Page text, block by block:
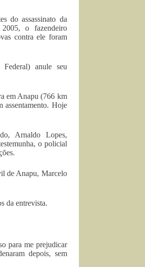
do assassinato da
2005, o fazendeiro
contra ele foram
anule seu
em Anapu (766 km
assentamento. Hoje
Arnaldo Lopes,
o policial
de Anapu, Marcelo
da entrevista.
para me prejudicar
depois, sem